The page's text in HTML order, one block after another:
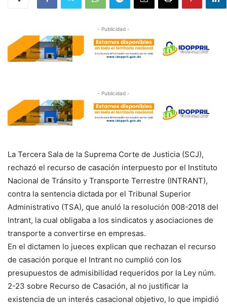
- Publicidad -
- Publicidad -
La Tercera Sala de la Suprema Corte de Justicia (SCJ),
rechazó el recurso de casación interpuesto por el Instituto
Nacional de Tránsito y Transporte Terrestre (INTRANT),
contra la sentencia dictada por el Tribunal Superior
Administrativo (TSA), que anuló la resolución 008-2018 del
Intrant, la cual obligaba a los sindicatos y asociaciones de
transporte a convertirse en empresas.
En el dictamen lo jueces explican que rechazan el recurso
de casación porque el Intrant no cumplió con los
presupuestos de admisibilidad requeridos por la Ley núm.
2-23 sobre Recurso de Casación, al no justificar la
existencia de un interés casacional objetivo, lo que impidió